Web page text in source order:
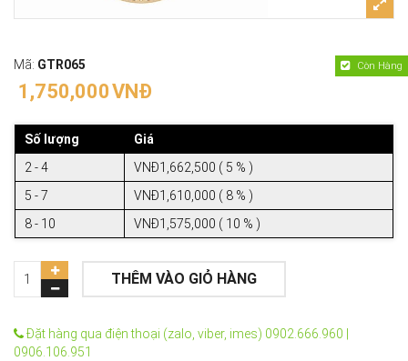
Mã: GTR065
1,750,000VNĐ
Còn Hàng
Số lượng
Giá
2 - 4
VNĐ1,662,500 ( 5 % )
5 - 7
VNĐ1,610,000 ( 8 % )
8 - 10
VNĐ1,575,000 ( 10 % )
THÊM VÀO GIỎ HÀNG
Đặt hàng qua điện thoại (zalo, viber, imes) 0902.666.960 |
0906.106.951